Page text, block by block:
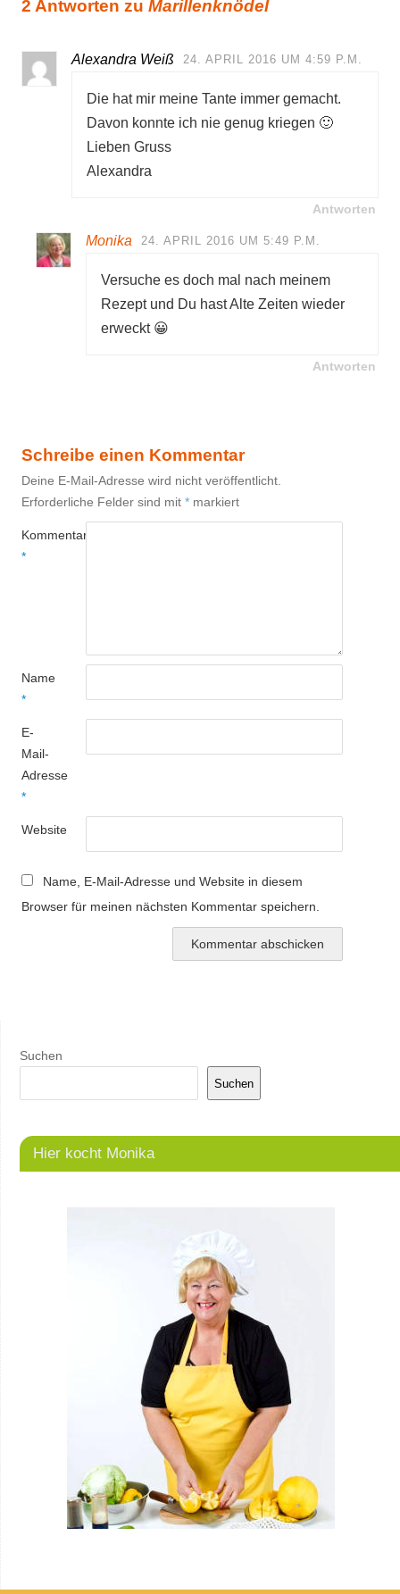
2 Antworten zu Marillenknödel
Alexandra Weiß 24. APRIL 2016 UM 4:59 P.M.
Die hat mir meine Tante immer gemacht.
Davon konnte ich nie genug kriegen 🙂
Lieben Gruss
Alexandra
Antworten
Monika 24. APRIL 2016 UM 5:49 P.M.
Versuche es doch mal nach meinem
Rezept und Du hast Alte Zeiten wieder
erweckt 😀
Antworten
Schreibe einen Kommentar
Deine E-Mail-Adresse wird nicht veröffentlicht.
Erforderliche Felder sind mit * markiert
Kommentar
*
Name
*
E-
Mail-
Adresse
*
Website
Name, E-Mail-Adresse und Website in diesem
Browser für meinen nächsten Kommentar speichern.
Suchen
Suchen
Hier kocht Monika